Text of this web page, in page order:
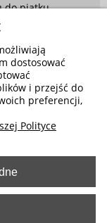
do piątku
Targ
Biała
dostosować
i przejść do
preferencji,
Polityce